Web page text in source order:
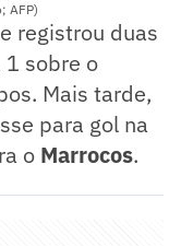
AFP)
registrou duas
sobre o
Mais tarde,
para gol na
o Marrocos.